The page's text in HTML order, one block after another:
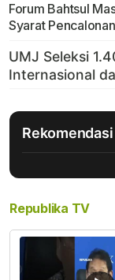
Forum Bahtsul
Syarat
Rekomendasi
Republika TV